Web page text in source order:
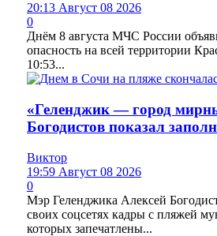
20:13 Август 08 2026
0
Днём 8 августа МЧС России
опасность на всей территории
10:53...
«Геленджик — город
Богодистов показал
Виктор
19:59 Август 08 2026
0
Мэр Геленджика Алексей
своих соцсетях кадры с пляжей
которых запечатлены...